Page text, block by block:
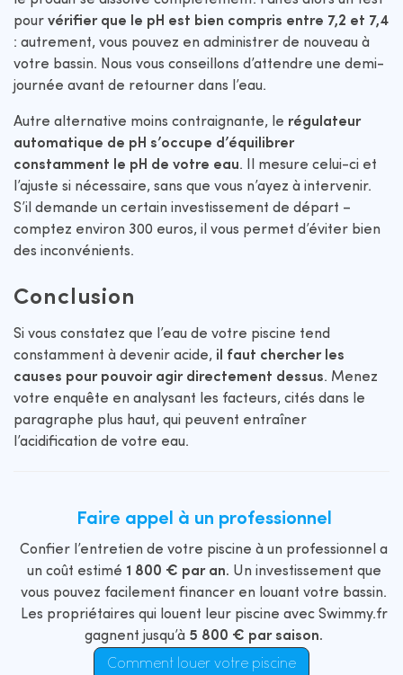
pour vérifier que le pH est bien compris entre 7,2 et 7,4
: autrement, vous pouvez en administrer de nouveau à
votre bassin. Nous vous conseillons d’attendre une demi-
journée avant de retourner dans l’eau.
Autre alternative moins contraignante, le régulateur
automatique de pH s’occupe d’équilibrer
constamment le pH de votre eau. Il mesure celui-ci et
l’ajuste si nécessaire, sans que vous n’ayez à intervenir.
S’il demande un certain investissement de départ –
comptez environ 300 euros, il vous permet d’éviter bien
des inconvénients.
Conclusion
Si vous constatez que l’eau de votre piscine tend
constamment à devenir acide, il faut chercher les
causes pour pouvoir agir directement dessus. Menez
votre enquête en analysant les facteurs, cités dans le
paragraphe plus haut, qui peuvent entraîner
l’acidification de votre eau.
Faire appel à un professionnel
Confier l’entretien de votre piscine à un professionnel a
un coût estimé 1 800 € par an. Un investissement que
vous pouvez facilement financer en louant votre bassin.
Les propriétaires qui louent leur piscine avec Swimmy.fr
gagnent jusqu’à 5 800 € par saison.
Comment louer votre piscine